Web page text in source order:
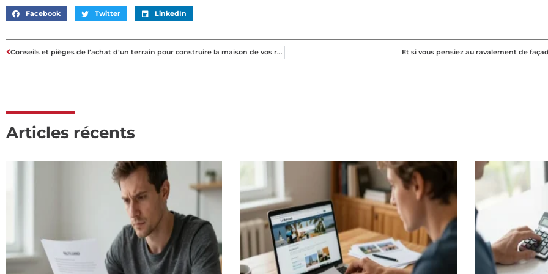
Facebook Twitter LinkedIn
Conseils et pièges de l’achat d’un terrain pour construire la maison de vos rêves Et si vous pensiez au ravalement de
Articles récents